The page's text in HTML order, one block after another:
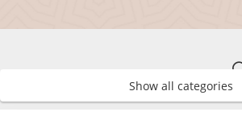
Show all categories